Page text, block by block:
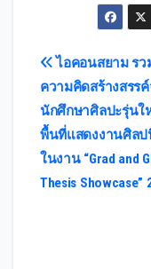
Post
ไอคอนสยาม รว
ความคิดสร้างสรร
นักศึกษาศิลปะรุ่นใ
พื้นที่แสดงงานศิล
ในงาน “Grad and
Thesis Showcase”